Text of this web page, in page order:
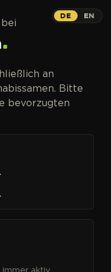
dafür die
DE EN
an
Bitte
bevorzugten
aktiv.